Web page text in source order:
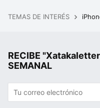
TEMAS DE INTERÉS
RECIBE
SEMANAL